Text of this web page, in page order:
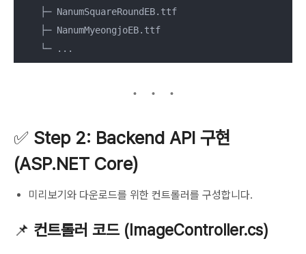
    ├─ NanumSquareRoundEB.ttf
    ├─ NanumMyeongjoEB.ttf
✅ Step 2: Backend API 구현
(ASP.NET Core)
미리보기와 다운로드를 위한 컨트롤러를 구성합니다.
📌 컨트롤러 코드 (ImageController.cs)